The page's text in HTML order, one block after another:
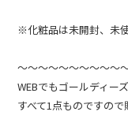
※化粧品は未開封、未
～～～～～～～～～～
WEBでもゴールディー
すべて1点ものですので